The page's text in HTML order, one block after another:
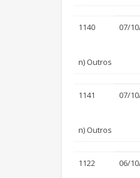
1140 07/
n) Outros
1141 07/
n) Outros
1122 06/